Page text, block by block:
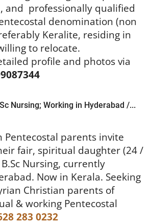
and professionally qualified
denomination (non
Keralite, residing in
to relocate.
profile and photos via
Nursing; Working in Hyderabad /...
Pentecostal parents invite
fair, spiritual daughter (24 /
Nursing, currently
Now in Kerala. Seeking
Christian parents of
& working Pentecostal
283 0232